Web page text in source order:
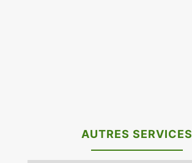
AUTRES SERVICES